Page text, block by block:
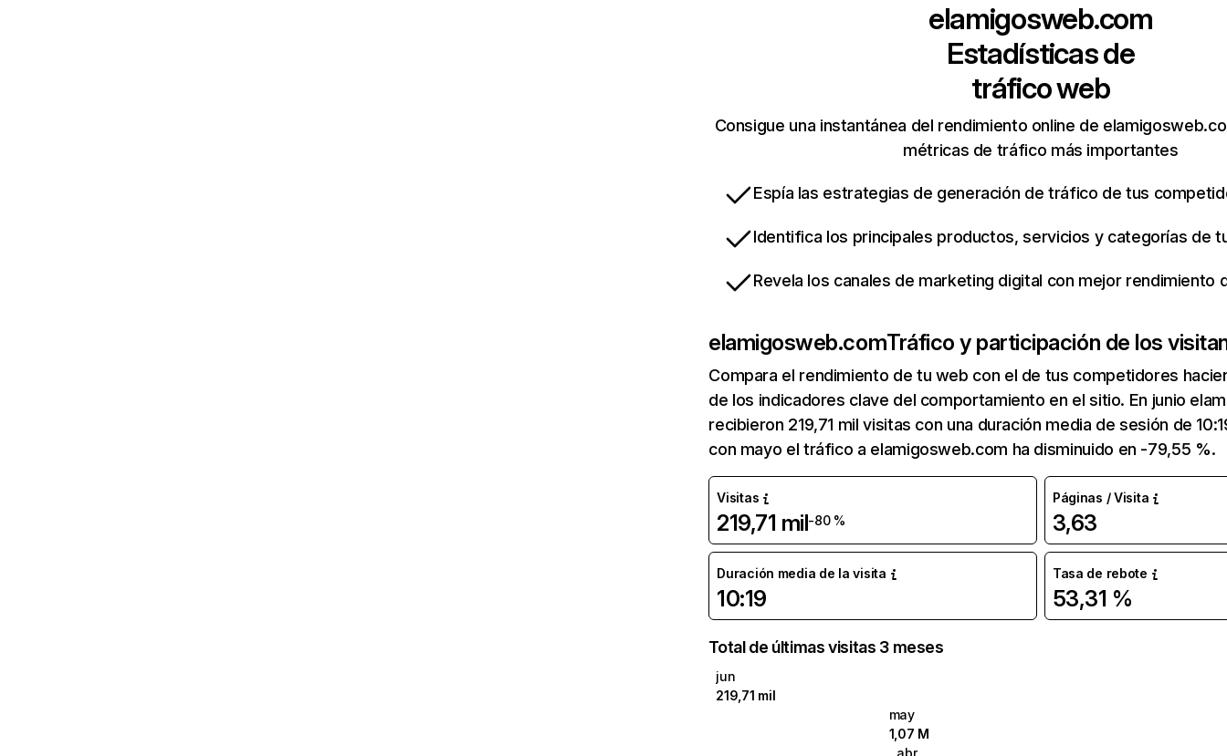
elamigosweb.com
Estadísticas de
tráfico web
Consigue una instantánea del rendimiento online de
métricas de tráfico más importantes
Espía las estrategias de generación de tráfico de tus
Identifica los principales productos, servicios y categorías de
Revela los canales de marketing digital con mejor rendimiento
elamigosweb.comTráfico y participación de los
Compara el rendimiento de tu web con el de tus competidores
de los indicadores clave del comportamiento en el sitio. En junio
recibieron 219,71 mil visitas con una duración media de sesión de
con mayo el tráfico a elamigosweb.com ha disminuido en -79,55 %.
Visitas
219,71 mil-80 %
Páginas / Visita
3,63
Duración media de la visita
10:19
Tasa de rebote
53,31 %
Total de últimas visitas 3 meses
jun
219,71 mil
may
1,07 M
abr